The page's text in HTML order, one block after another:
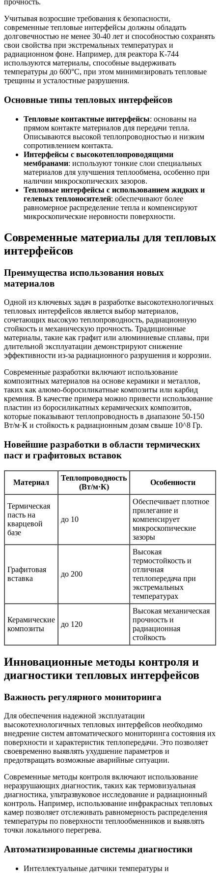
прочность.
Учитывая возросшие требования к безопасности,
современные тепловые интерфейсы должны обладать
долговечностью не менее 30-40 лет и способностью сохранять
свои свойства при экстремальных температурах и
радиационном фоне. Например, для реактора К-744
используются материалы, способные выдерживать
температуры до 600°C, при этом минимизировать тепловые
трещины и усталостные разрушения.
Основные типы тепловых интерфейсов
Тепловые контактные интерфейсы: основаны на
прямом контакте материалов для передачи тепла.
Описываются высокой теплопроводностью и низким
сопротивлением контакта.
Интерфейсы с высокотеплопроводящими
мембранами: используют тонкие слои специальных
материалов для улучшения теплообмена, особенно при
наличии микроскопических зазоров.
Тепловые интерфейсы с использованием жидких и
гелевых теплоносителей: обеспечивают более
равномерное распределение тепла и компенсируют
микроскопические неровности поверхности.
Современные материалы для тепловых
интерфейсов
Преимущества использования новых
материалов
Одной из ключевых задач в разработке высокотехнологичных
тепловых интерфейсов является выбор материалов,
сочетающих высокую теплопроводность, радиационную
стойкость и механическую прочность. Традиционные
материалы, такие как графит или алюминиевые сплавы, при
длительной эксплуатации демонстрируют снижение
эффективности из-за радиационного разрушения и коррозии.
Современные разработки включают использование
композитных материалов на основе керамики и металлов,
таких как алюмо-боросиликатные композиты или карбид
кремния. В качестве примера можно привести использование
пластин из боросиликатных керамических композитов,
которые показывают теплопроводность в диапазоне 50-150
Вт/м·К и стойкость к радиационным дозам свыше 10^8 Гр.
Новейшие разработки в области термических
паст и графитовых вставок
Материал
Теплопроводность
(Вт/м·К)
Особенности
Термическая
пасть на
кварцевой
базе
до 10
Обеспечивает плотное
прилегание и
компенсирует
микроскопические
зазоры
Графитовая
вставка
до 200
Высокая
термостойкость и
отличная
теплопередача при
экстремальных
температурах
Керамические
композиты
до 120
Высокая механическая
прочность и
радиационная
стойкость
Инновационные методы контроля и
диагностики тепловых интерфейсов
Важность регулярного мониторинга
Для обеспечения надежной эксплуатации
высокотехнологичных тепловых интерфейсов необходимо
внедрение систем автоматического мониторинга состояния их
поверхности и характеристик теплопередачи. Это позволяет
своевременно выявлять ухудшение параметров и
предотвращать возможные аварийные ситуации.
Современные методы контроля включают использование
неразрушающих диагностик, таких как термовизуальная
диагностика, ультразвуковое исследование и радиационный
контроль. Например, использование инфракрасных тепловых
камер позволяет отслеживать равномерность распределения
температуры по поверхности теплообменников и выявлять
точки локального перегрева.
Автоматизированные системы диагностики
Интеллектуальные датчики температуры и